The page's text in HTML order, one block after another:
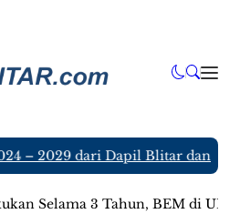
– 2029 dari Dapil Blitar dan
Selama 3 Tahun, BEM di